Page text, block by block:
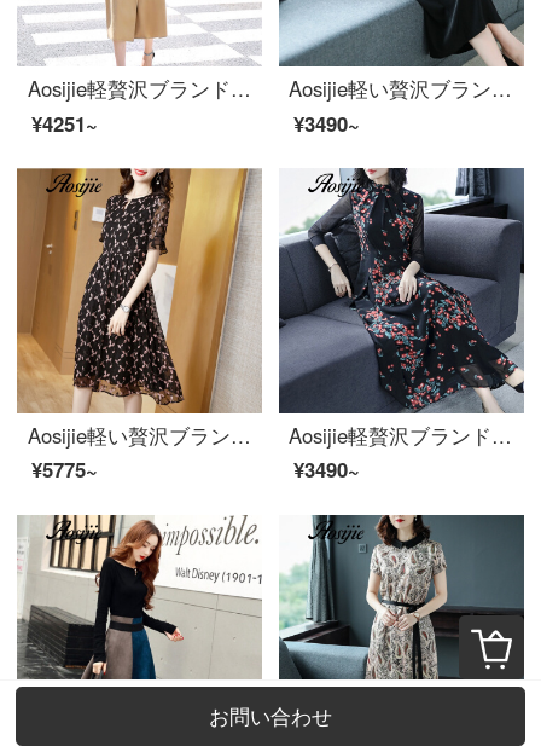
Aosijie軽贅沢ブランド婦人服V襟半袖ワンピース女性2020夏新作のベルトはウエストが細く見える雰囲気のスーツのスカートの中の長目の減少年齢を表します。
¥4251~
Aosijie軽い贅沢ブランドの婦人服の小さい襟の半袖のシルクのワンピースの女性2020夏の新型の気質は腰を収めて明らかにやせているファッションの中で長いスカートのドレスのスカートの黒色Lを現します。
¥3490~
Aosijie軽い贅沢ブランドの婦人服の重さはシルクプリントのワンピース女性の2020夏の新型の腰を収めて明らかにやせて腹の中で長い項の桑蚕糸のスカートの黒色Lを遮ります。
¥5775~
Aosijie軽贅沢ブランド婦人服早秋花長袖ワンピース女性2020初秋新型中、長めのスリムな雰囲気の網糸をプリントA字のスカート桜桃のビッグサイズLにつなぎます。
¥3490~
お問い合わせ